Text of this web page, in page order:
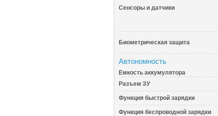
Сенсоры и датчики
Биометрическая защита
Автономность
Емкость аккумулятора
Разъем ЗУ
Функция быстрой зарядки
Функция беспроводной зарядки